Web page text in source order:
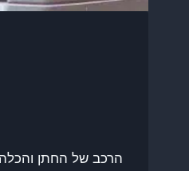
הרכב של החתן